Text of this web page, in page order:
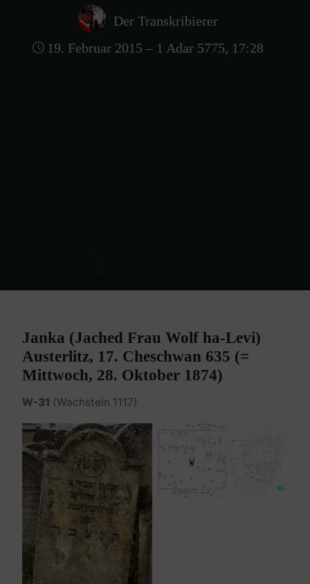
Der Transkribierer
19. Februar 2015 – 1 Adar 5775, 17:28
Janka (Jached Frau Wolf ha-Levi)
Austerlitz, 17. Cheschwan 635 (=
Mittwoch, 28. Oktober 1874)
W-31 (Wachstein 1117)